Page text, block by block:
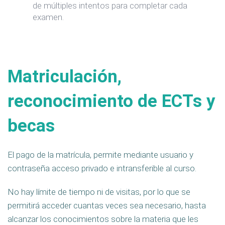
de múltiples intentos para completar cada
examen.
Matriculación,
reconocimiento de ECTs y
becas
El pago de la matrícula, permite mediante usuario y
contraseña acceso privado e intransferible al curso.
No hay límite de tiempo ni de visitas, por lo que se
permitirá acceder cuantas veces sea necesario, hasta
alcanzar los conocimientos sobre la materia que les